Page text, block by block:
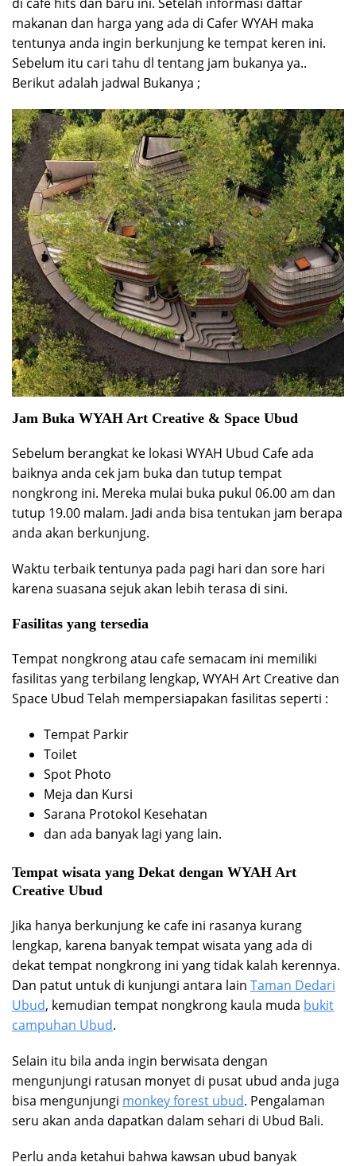
makanan dan harga yang ada di Cafer WYAH maka
tentunya anda ingin berkunjung ke tempat keren ini.
Sebelum itu cari tahu dl tentang jam bukanya ya..
Berikut adalah jadwal Bukanya ;
Jam Buka WYAH Art Creative & Space Ubud
Sebelum berangkat ke lokasi WYAH Ubud Cafe ada
baiknya anda cek jam buka dan tutup tempat
nongkrong ini. Mereka mulai buka pukul 06.00 am dan
tutup 19.00 malam. Jadi anda bisa tentukan jam berapa
anda akan berkunjung.
Waktu terbaik tentunya pada pagi hari dan sore hari
karena suasana sejuk akan lebih terasa di sini.
Fasilitas yang tersedia
Tempat nongkrong atau cafe semacam ini memiliki
fasilitas yang terbilang lengkap, WYAH Art Creative dan
Space Ubud Telah mempersiapakan fasilitas seperti :
Tempat Parkir
Toilet
Spot Photo
Meja dan Kursi
Sarana Protokol Kesehatan
dan ada banyak lagi yang lain.
Tempat wisata yang Dekat dengan WYAH Art
Creative Ubud
Jika hanya berkunjung ke cafe ini rasanya kurang
lengkap, karena banyak tempat wisata yang ada di
dekat tempat nongkrong ini yang tidak kalah kerennya.
Dan patut untuk di kunjungi antara lain Taman Dedari
Ubud, kemudian tempat nongkrong kaula muda bukit
campuhan Ubud.
Selain itu bila anda ingin berwisata dengan
mengunjungi ratusan monyet di pusat ubud anda juga
bisa mengunjungi monkey forest ubud. Pengalaman
seru akan anda dapatkan dalam sehari di Ubud Bali.
Perlu anda ketahui bahwa kawsan ubud banyak